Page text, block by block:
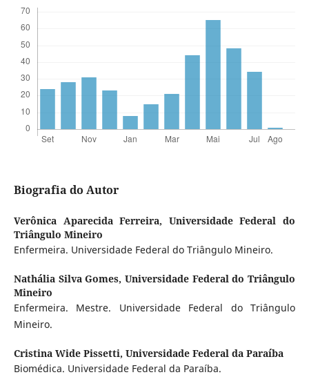
Biografia do Autor
Verônica Aparecida Ferreira, Universidade Federal do
Triângulo Mineiro
Enfermeira. Universidade Federal do Triângulo Mineiro.
Nathália Silva Gomes, Universidade Federal do Triângulo
Mineiro
Enfermeira. Mestre. Universidade Federal do Triângulo
Mineiro.
Cristina Wide Pissetti, Universidade Federal da Paraíba
Biomédica. Universidade Federal da Paraíba.